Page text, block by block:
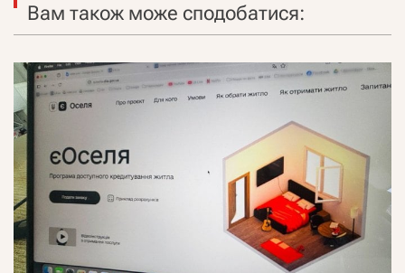
Вам також може сподобатися: